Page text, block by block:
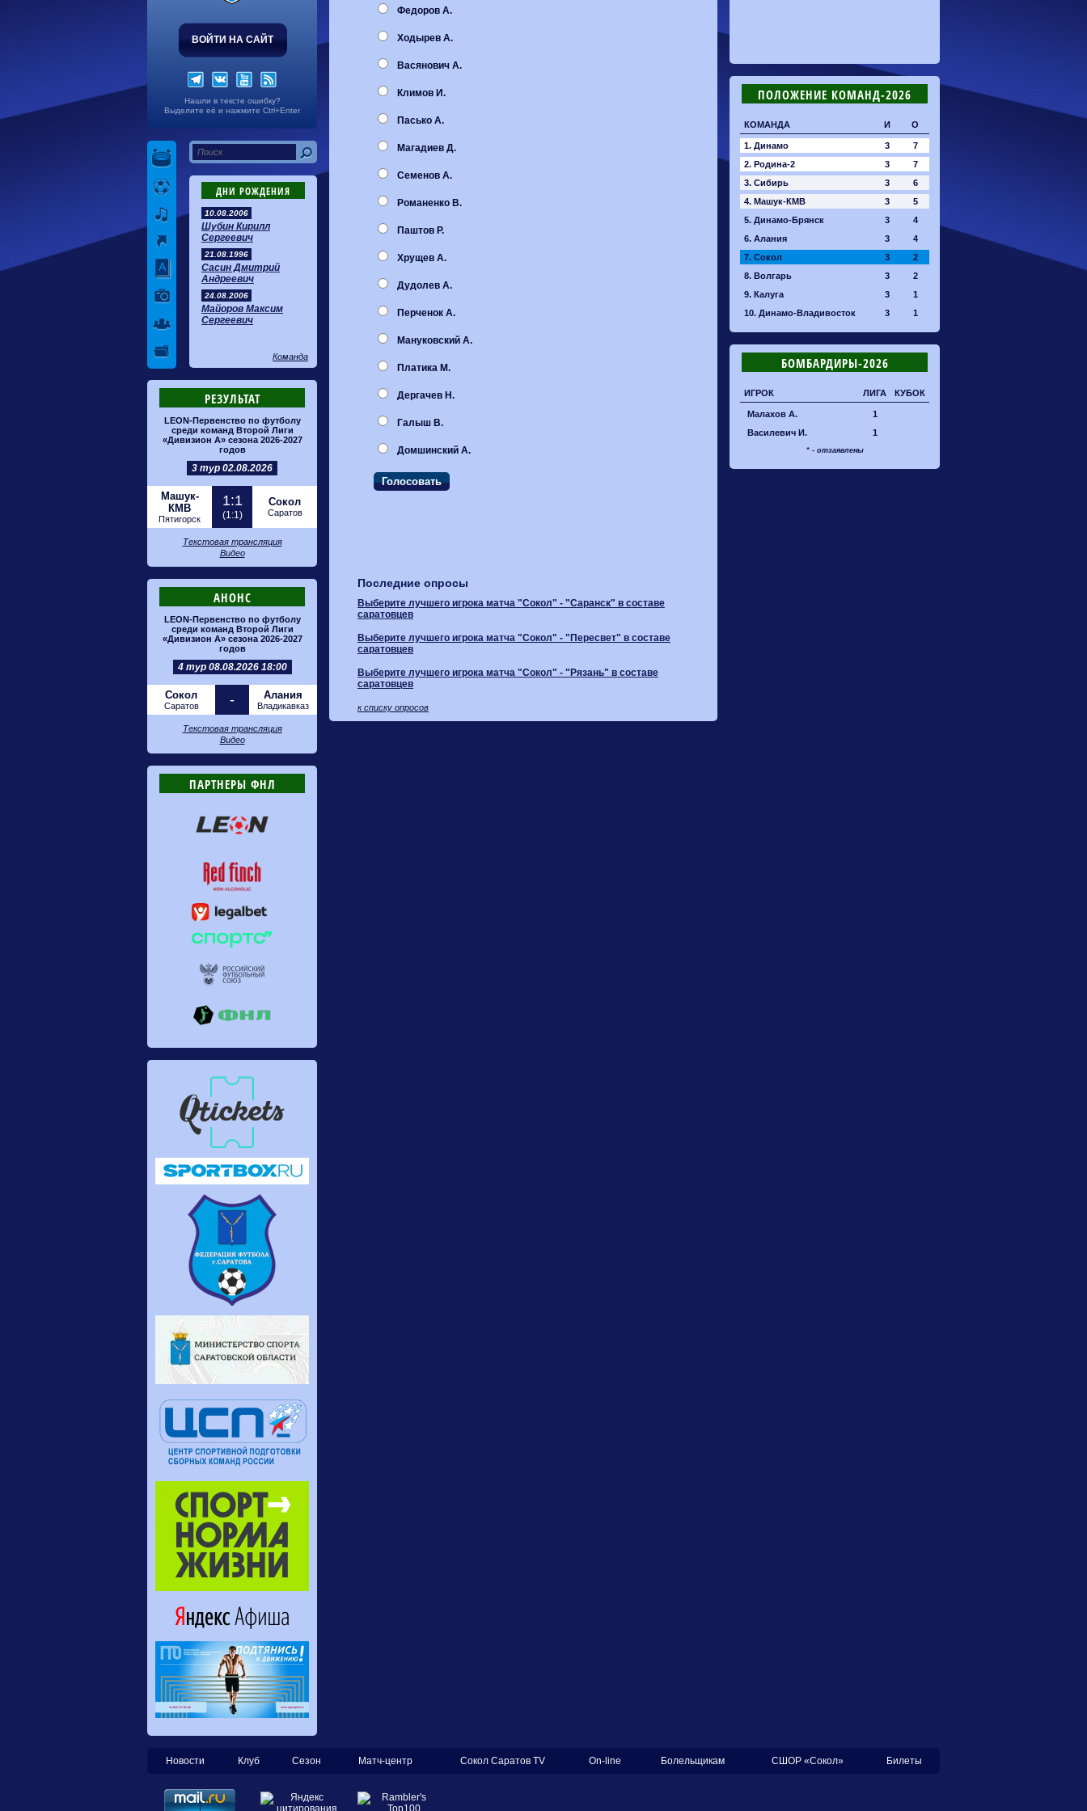
ВОЙТИ НА САЙТ
Нашли в тексте ошибку?
Выделите её и нажмите Ctrl+Enter
ДНИ РОЖДЕНИЯ
10.08.2006
Шубин Кирилл
Сергеевич
21.08.1996
Сасин Дмитрий
Андреевич
24.08.2006
Майоров Максим
Сергеевич
Команда
РЕЗУЛЬТАТ
LEON-Первенство по футболу
среди команд Второй Лиги
«Дивизион А» сезона 2026-2027
годов
3 тур 02.08.2026
Машук-
КМВ
Пятигорск
1:1
(1:1)
Сокол
Саратов
Текстовая трансляция
Видео
АНОНС
LEON-Первенство по футболу
среди команд Второй Лиги
«Дивизион А» сезона 2026-2027
годов
4 тур 08.08.2026 18:00
Сокол
Саратов - Алания
Владикавказ
Текстовая трансляция
Видео
ПАРТНЕРЫ ФНЛ
Федоров А.
Ходырев А.
Васянович А.
Климов И.
Пасько А.
Магадиев Д.
Семенов А.
Романенко В.
Паштов Р.
Хрущев А.
Дудолев А.
Перченок А.
Мануковский А.
Платика М.
Дергачев Н.
Галыш В.
Домшинский А.
Последние опросы
Выберите лучшего игрока матча "Сокол" - "Саранск" в составе
саратовцев
Выберите лучшего игрока матча "Сокол" - "Пересвет" в составе
саратовцев
Выберите лучшего игрока матча "Сокол" - "Рязань" в составе
саратовцев
к списку опросов
Калуга
0-1 Сибирь
ПОЛОЖЕНИЕ КОМАНД-2026
КОМАНДА И О
1. Динамо 3
7
2. Родина-2
3
7
3. Сибирь
3
6
4. Машук-КМВ
3
5
5. Динамо-Брянск
3
4
6. Алания
3
4
7. Сокол
3
2
8. Волгарь
3
2
9. Калуга
3
1
10. Динамо-Владивосток
3 1
БОМБАРДИРЫ-2026
ИГРОК ЛИГА КУБОК
Малахов А.
1
Василевич И.
1
* - отзаявлены
Новости Клуб Сезон Матч-центр Сокол Саратов TV On-line Болельщикам СШОР «Сокол» Билеты